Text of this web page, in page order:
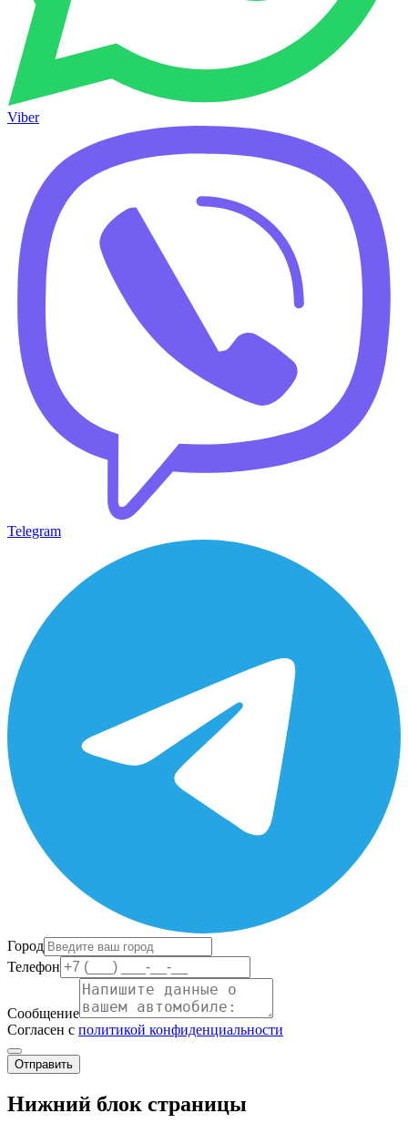
Viber
Telegram
Город
Телефон
Сообщение
Согласен с политикой конфиденциальности
Отправить
Нижний блок страницы